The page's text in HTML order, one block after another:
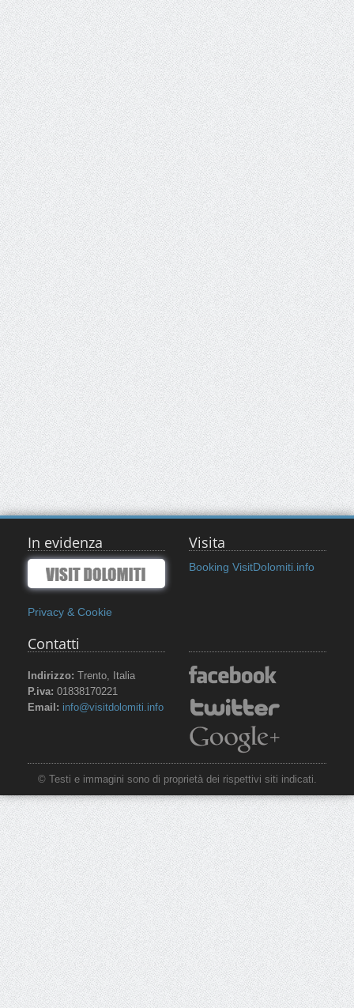
In evidenza
Privacy & Cookie
Visita
Booking VisitDolomiti.info
Contatti
Indirizzo: Trento, Italia
P.iva: 01838170221
Email: info@visitdolomiti.info
© Testi e immagini sono di proprietà dei rispettivi siti indicati.